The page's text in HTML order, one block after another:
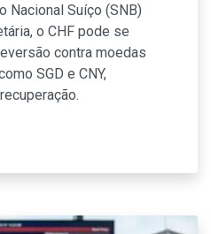
Nacional Suíço (SNB)
o CHF pode se
contra moedas
SGD e CNY,